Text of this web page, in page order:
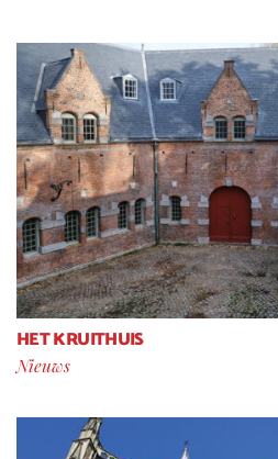
HET KRUITHUIS
Nieuws